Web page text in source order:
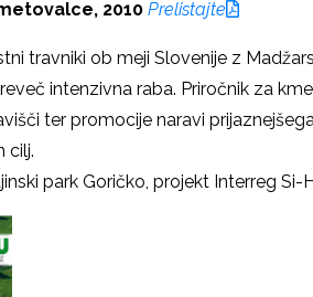
2010 Prelistajte
travniki ob meji Slovenije z
intenzivna raba. Priročnik za
ter promocije naravi
cilj.
park Goričko, projekt Interreg Si-